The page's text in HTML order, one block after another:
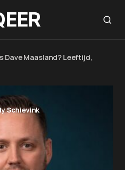
Dave Maasland? Leeftijd,
Schievink